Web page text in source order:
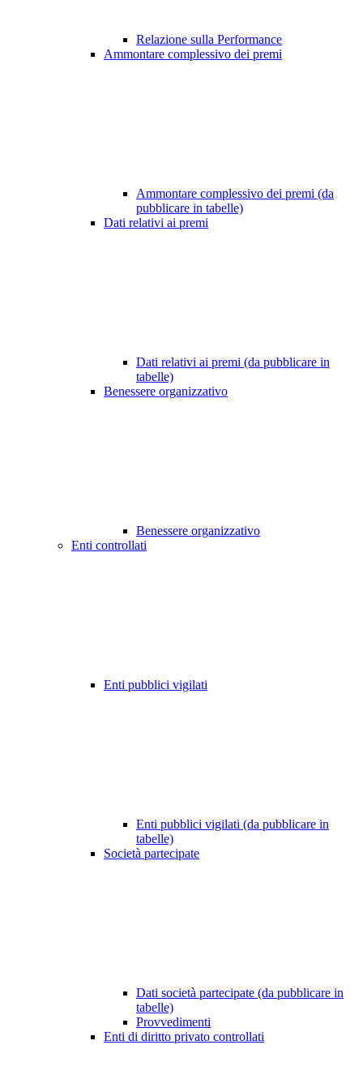
Relazione sulla Performance
Ammontare complessivo dei premi
Ammontare complessivo dei premi (da
pubblicare in tabelle)
Dati relativi ai premi
Dati relativi ai premi (da pubblicare in
tabelle)
Benessere organizzativo
Benessere organizzativo
Enti controllati
Enti pubblici vigilati
Enti pubblici vigilati (da pubblicare in
tabelle)
Società partecipate
Dati società partecipate (da pubblicare in
tabelle)
Provvedimenti
Enti di diritto privato controllati